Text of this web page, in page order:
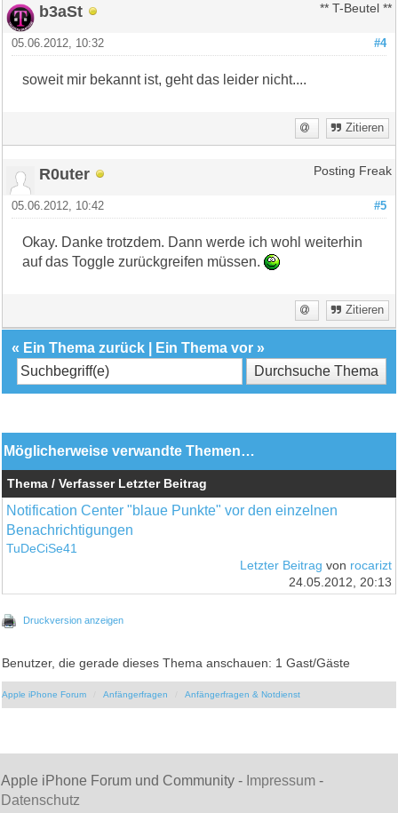
b3aSt ** T-Beutel **
#4
05.06.2012, 10:32
soweit mir bekannt ist, geht das leider nicht....
Zitieren
R0uter Posting Freak
#5
05.06.2012, 10:42
Okay. Danke trotzdem. Dann werde ich wohl weiterhin
auf das Toggle zurückgreifen müssen.
Zitieren
« Ein Thema zurück Ein Thema vor »
Möglicherweise verwandte Themen…
Thema / Verfasser Letzter Beitrag
Notification Center "blaue Punkte" vor den einzelnen
Benachrichtigungen
TuDeCiSe41
Letzter Beitrag von rocarizt
24.05.2012, 20:13
Druckversion anzeigen
Benutzer, die gerade dieses Thema anschauen: 1 Gast/Gäste
Apple iPhone Forum Anfängerfragen Anfängerfragen & Notdienst
Apple iPhone Forum und Community - Impressum -
Datenschutz